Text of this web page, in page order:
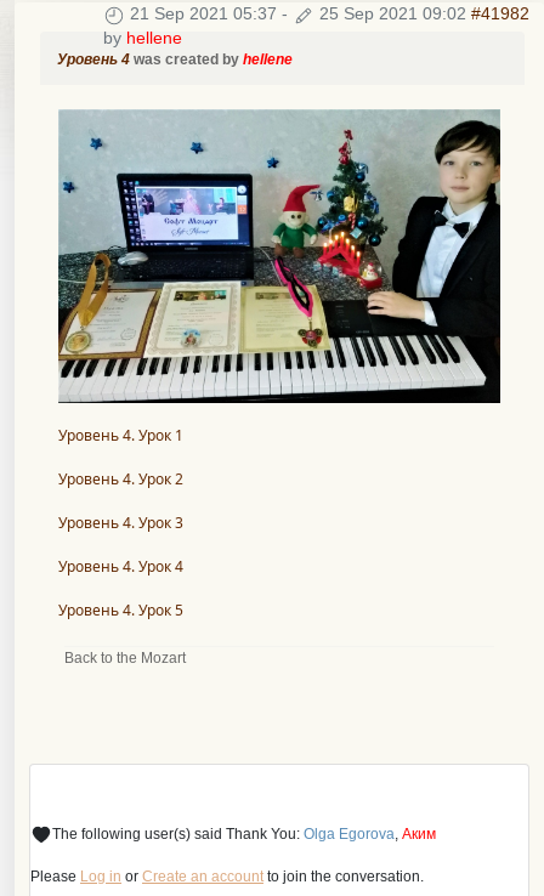
21 Sep 2021 05:37 - 25 Sep 2021 09:02 #41982
by hellene
Уровень 4 was created by hellene
Уровень 4. Урок 1
Уровень 4. Урок 2
Уровень 4. Урок 3
Уровень 4. Урок 4
Уровень 4. Урок 5
Back to the Mozart
The following user(s) said Thank You: Olga Egorova, Аким
Please Log in or Create an accountto join the conversation.